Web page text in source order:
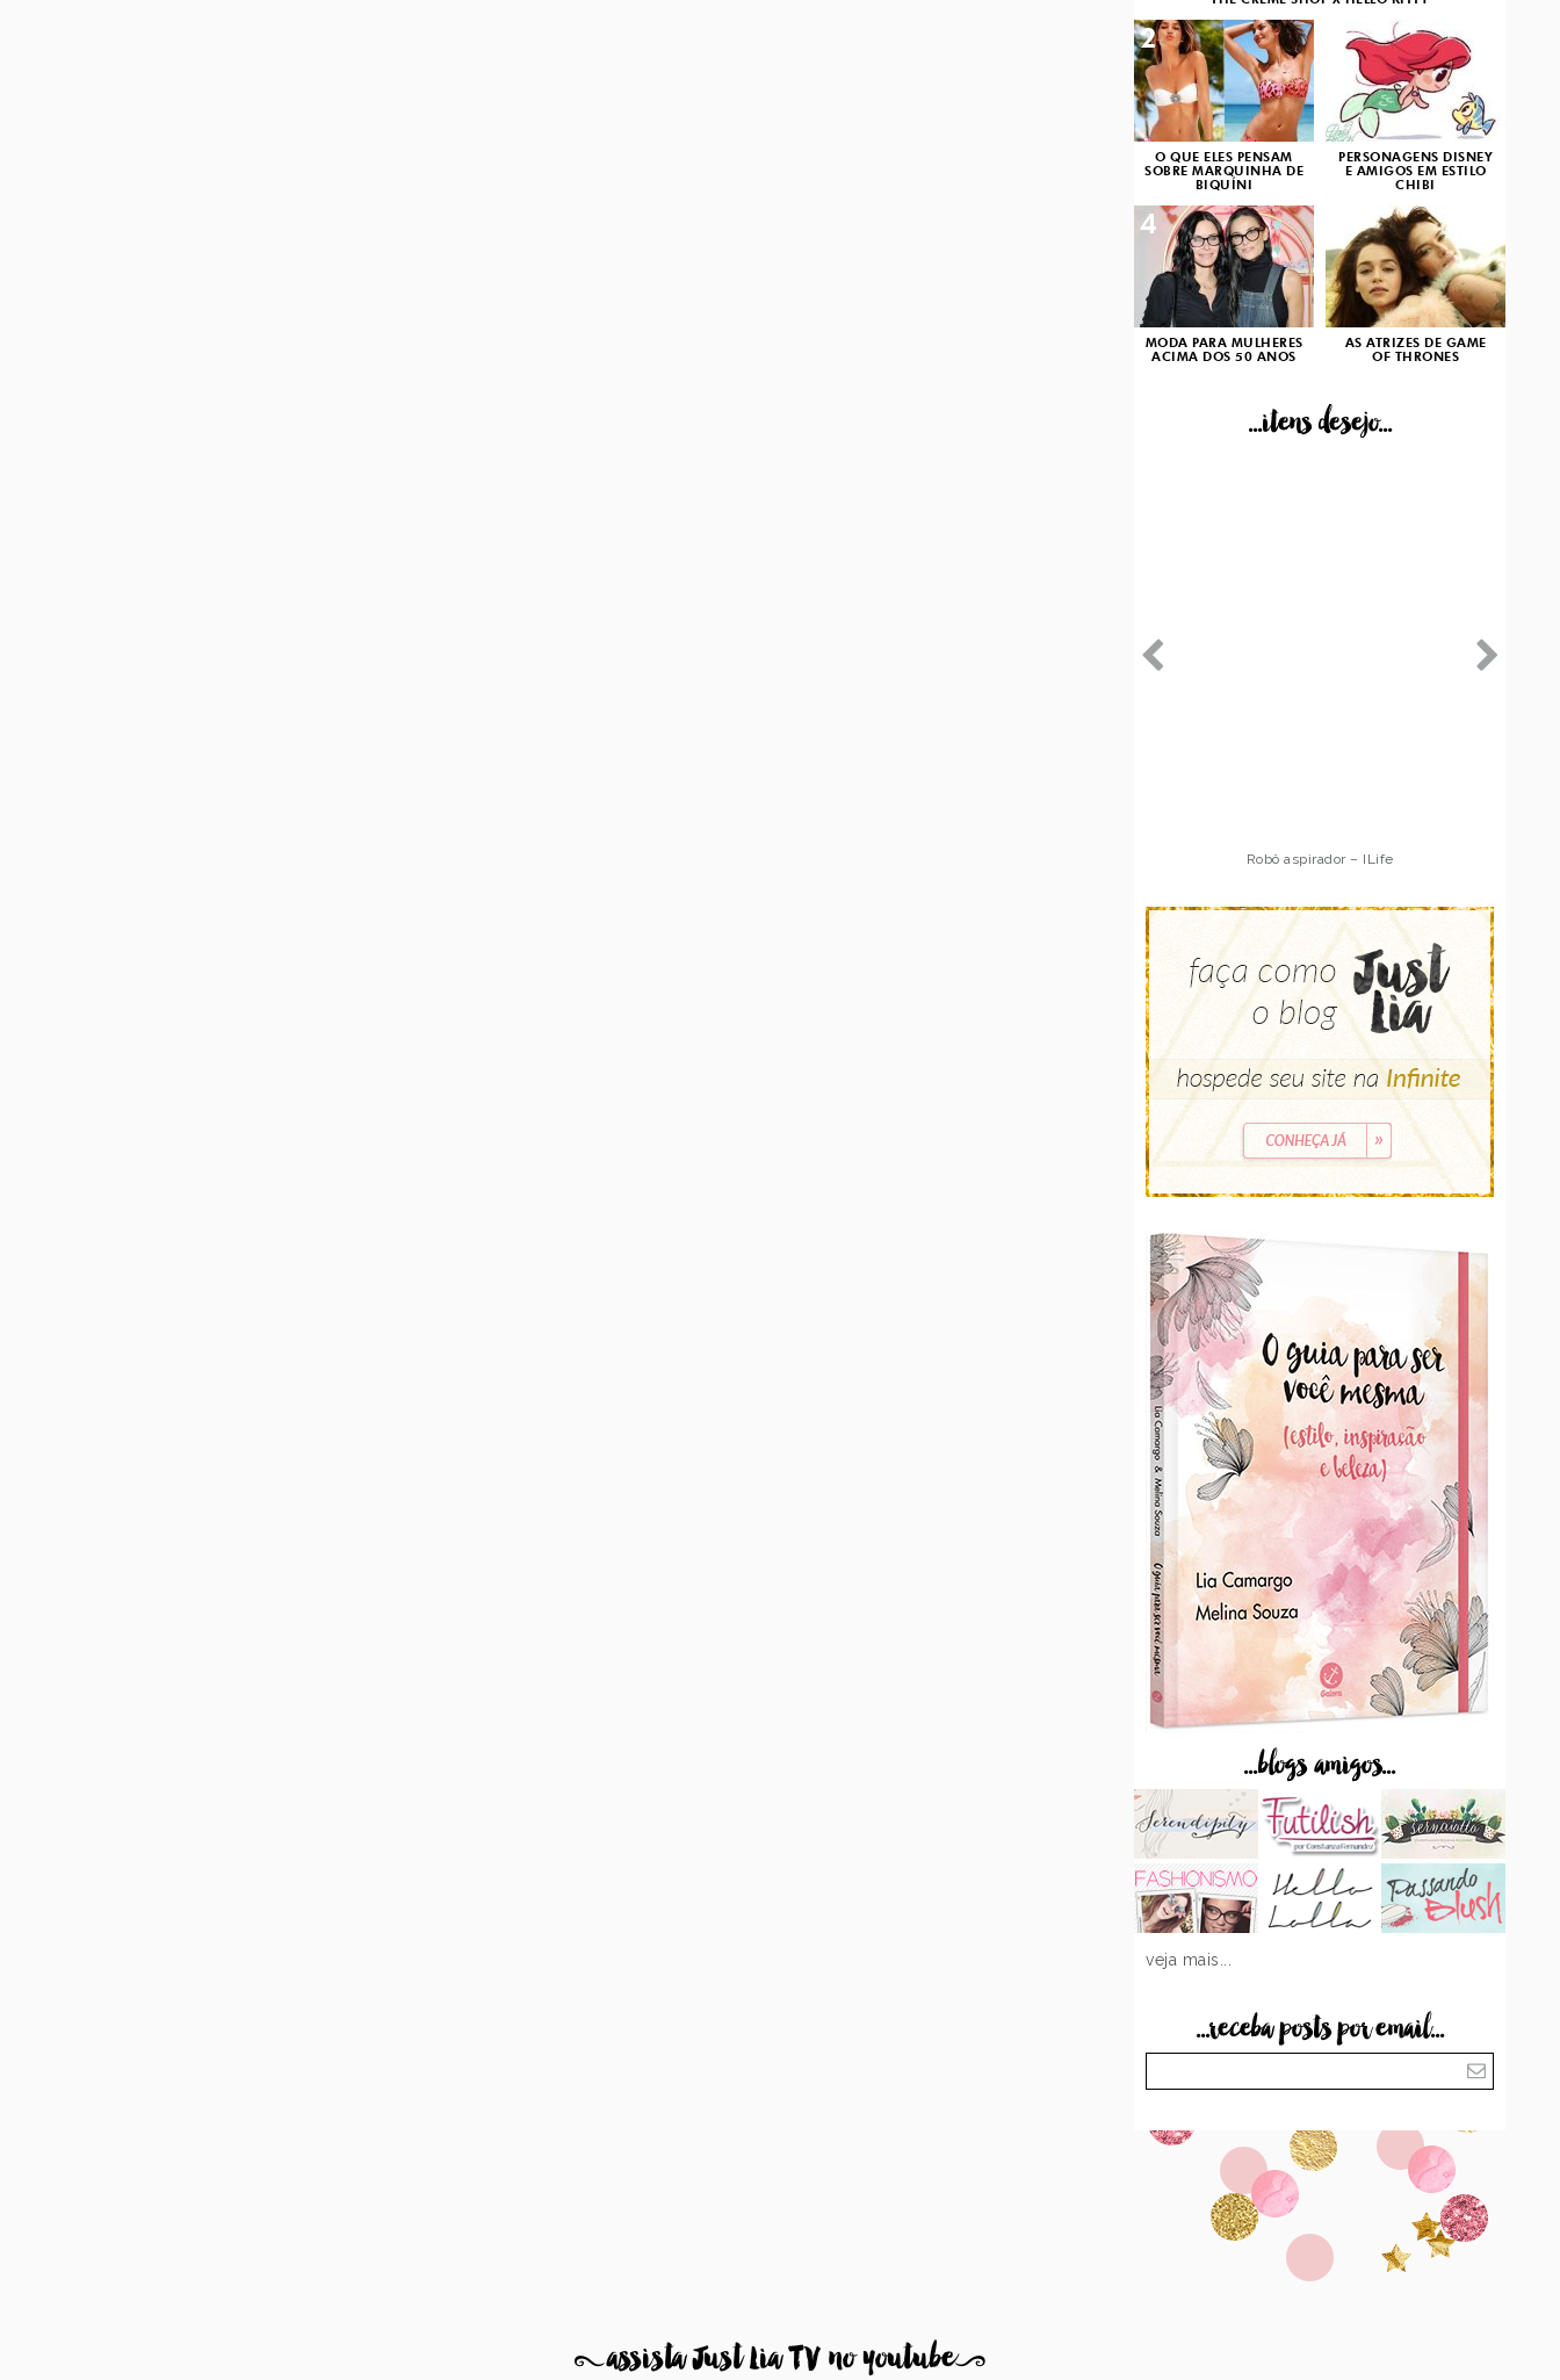
O QUE ELES PENSAM
SOBRE MARQUINHA DE
BIQUÍNI
2
PERSONAGENS DISNEY
E AMIGOS EM ESTILO
CHIBI
3
MODA PARA MULHERES
ACIMA DOS 50 ANOS
4
AS ATRIZES DE GAME
OF THRONES
...itens desejo...
Robô aspirador – ILife
...blogs amigos...
veja mais...
...receba posts por email...
8assista Just Lia TV no youtube9